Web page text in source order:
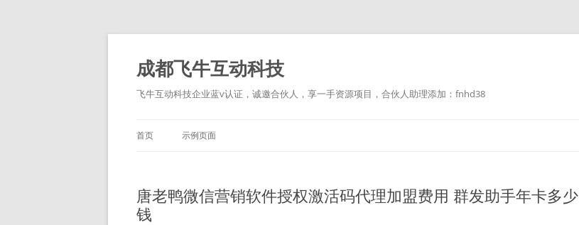
跳
文
成都飞牛互动科技
飞牛互动科技企业蓝v认证，诚邀合伙人，享一手资源项目，合伙人助理添加：fnhd38
首页 示例页面
唐老鸭微信营销软件授权激活码代理加盟费用 群发助手年卡多少
钱